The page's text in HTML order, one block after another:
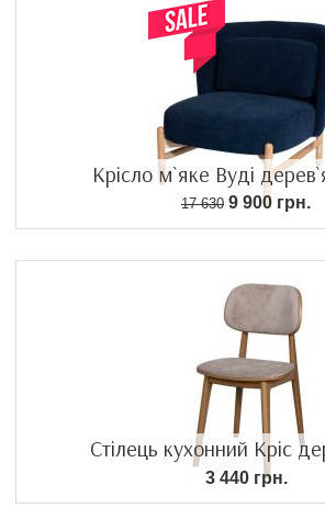
Крісло м`яке Вуді
17 630 9 900 грн.
Стілець кухонний Кріс
3 440 грн.